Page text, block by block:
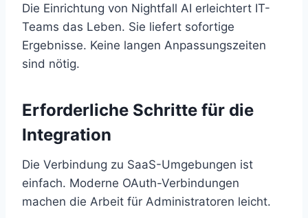
Die Einrichtung von Nightfall AI erleichtert IT-
Teams das Leben. Sie liefert sofortige
Ergebnisse. Keine langen Anpassungszeiten
sind nötig.
Erforderliche Schritte für die
Integration
Die Verbindung zu SaaS-Umgebungen ist
einfach. Moderne OAuth-Verbindungen
machen die Arbeit für Administratoren leicht.